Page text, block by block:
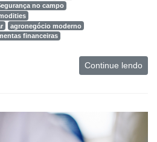
no campo
agronegócio moderno
financeiras
Continue lendo